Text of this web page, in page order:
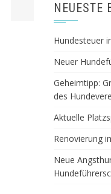
NEUESTE
Hundesteuer
Neuer
Geheimtipp:
des
Aktuelle
Renovierung
Neue